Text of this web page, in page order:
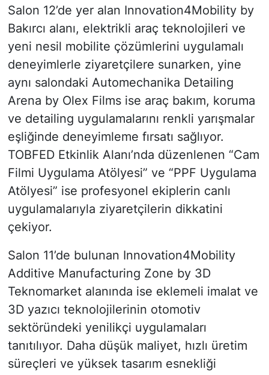
Salon 12’de yer alan Innovation4Mobility by
Bakırcı alanı, elektrikli araç teknolojileri ve
yeni nesil mobilite çözümlerini uygulamalı
deneyimlerle ziyaretçilere sunarken, yine
aynı salondaki Automechanika Detailing
Arena by Olex Films ise araç bakım, koruma
ve detailing uygulamalarını renkli yarışmalar
eşliğinde deneyimleme fırsatı sağlıyor.
TOBFED Etkinlik Alanı’nda düzenlenen “Cam
Filmi Uygulama Atölyesi” ve “PPF Uygulama
Atölyesi” ise profesyonel ekiplerin canlı
uygulamalarıyla ziyaretçilerin dikkatini
çekiyor.
Salon 11’de bulunan Innovation4Mobility
Additive Manufacturing Zone by 3D
Teknomarket alanında ise eklemeli imalat ve
3D yazıcı teknolojilerinin otomotiv
sektöründeki yenilikçi uygulamaları
tanıtılıyor. Daha düşük maliyet, hızlı üretim
süreçleri ve yüksek tasarım esnekliği